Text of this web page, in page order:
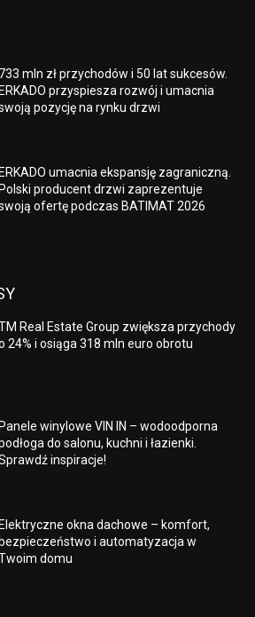
733 mln zł przychodów i 50 lat sukcesów.
ERKADO przyspiesza rozwój i umacnia
pozycję na rynku drzwi
ERKADO umacnia ekspansję zagraniczną.
Polski producent drzwi zaprezentuje
ofertę podczas BATIMAT 2026
Real Estate Group zwiększa przychody
24% i osiąga 318 mln euro obrotu
Panele winylowe VIN IN – wodoodporna
do salonu, kuchni i łazienki.
inspiracje!
Elektryczne okna dachowe – komfort,
bezpieczeństwo i automatyzacja w
domu